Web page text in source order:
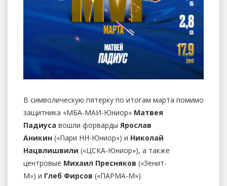
В символическую пятерку по итогам марта помимо
защитника «МБА-МАИ-Юниор» Матвея
Падиуса вошли форварды Ярослав
Аникин («Пари НН-Юниор») и Николай
Нацвлишвили («ЦСКА-Юниор»), а также
центровые Михаил Пресняков («Зенит-
М») и Глеб Фирсов («ПАРМА-М»).